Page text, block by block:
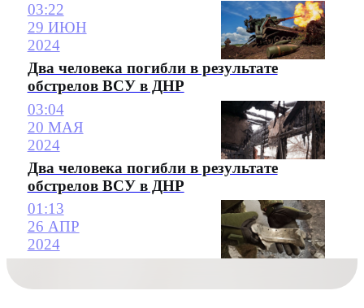
03:22
29 ИЮН
2024
Два человека погибли в результате
обстрелов ВСУ в ДНР
03:04
20 МАЯ
2024
Два человека погибли в результате
обстрелов ВСУ в ДНР
01:13
26 АПР
2024